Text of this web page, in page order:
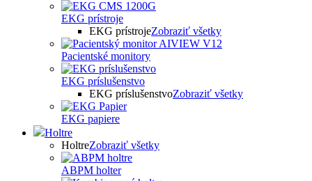
EKG prístroje
EKG prístrojeZobraziť všetky
Pacientské monitory
EKG príslušenstvo
EKG príslušenstvoZobraziť všetky
EKG papiere
Holtre
HoltreZobraziť všetky
ABPM holter